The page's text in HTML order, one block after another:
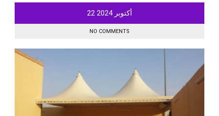
أكتوبر 22 2024
NO COMMENTS